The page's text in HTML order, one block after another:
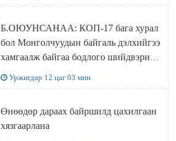
Б.ОЮУНСАНАА: КОП-17 бага хурал
бол Монголчуудын байгаль дэлхийгээ
хамгаалж байгаа бодлого шийдвэрийг
Уржигдар 12 цаг 03 мин
Өнөөдөр дараах байршилд цахилгаан
хязгаарлана